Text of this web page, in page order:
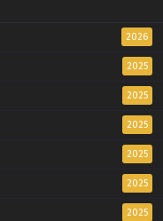
2026
2025
2025
2025
2025
2025
2025